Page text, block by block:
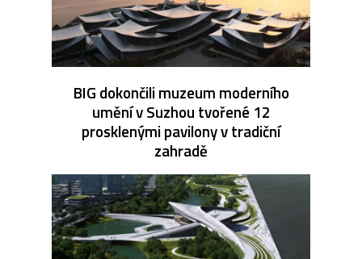
BIG dokončili muzeum moderního
umění v Suzhou tvořené 12
prosklenými pavilony v tradiční
zahradě